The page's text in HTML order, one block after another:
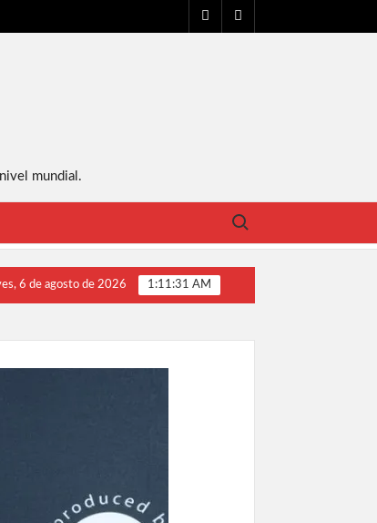
FACEBOOK
mundial.
Buscar:
va contra David Avanesyan, se cae la pelea vs Spence
6 de agosto de 2026 1:11:32 AM